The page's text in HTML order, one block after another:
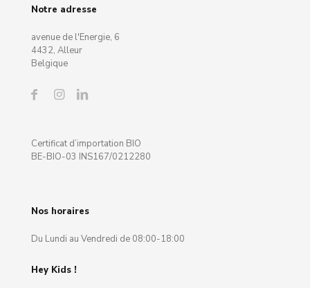
Notre adresse
avenue de l'Energie, 6
4432, Alleur
Belgique
Certificat d’importation BIO
BE-BIO-03 INS167/0212280
Nos horaires
Du Lundi au Vendredi de 08:00-18:00
Hey Kids !